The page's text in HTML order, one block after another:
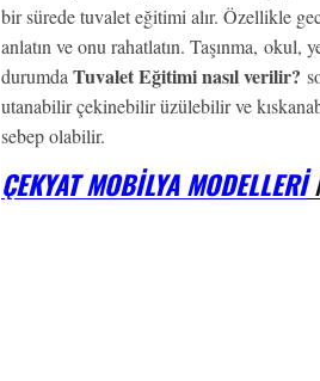
bir sürede tuvalet eğitimi alır. Özellikle
anlatın ve onu rahatlatın. Taşınma,
durumda Tuvalet Eğitimi nasıl verilir?
utanabilir çekinebilir üzülebilir ve
sebep olabilir.
ÇEKYAT MOBILYA MODELLERI